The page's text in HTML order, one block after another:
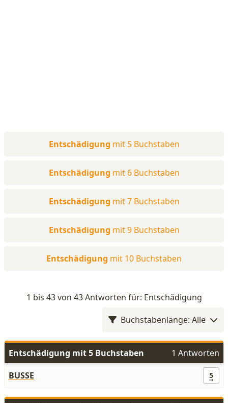
Entschädigung mit 5 Buchstaben
Entschädigung mit 6 Buchstaben
Entschädigung mit 7 Buchstaben
Entschädigung mit 9 Buchstaben
Entschädigung mit 10 Buchstaben
1 bis 43 von 43 Antworten für: Entschädigung
Buchstabenlänge: Alle
Entschädigung mit 5 Buchstaben
1 Antworten
BUSSE
5